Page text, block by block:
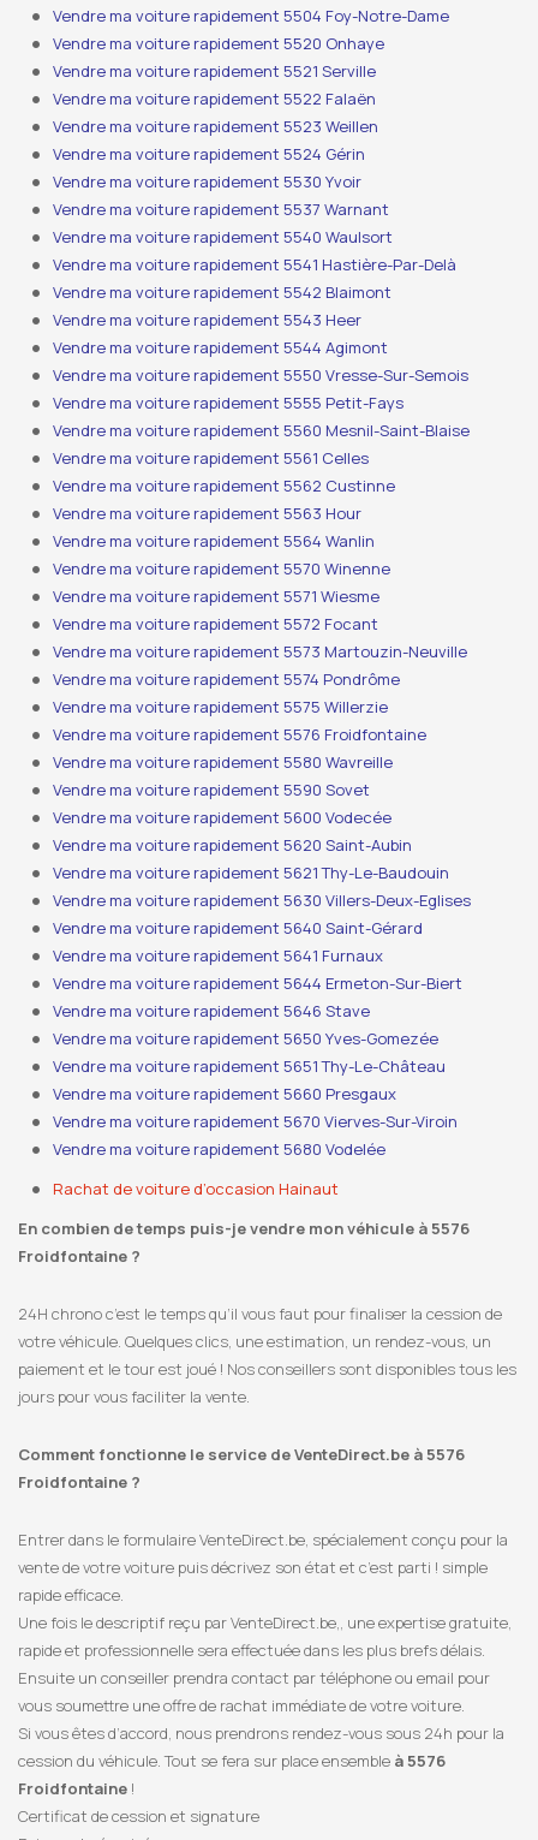
Vendre ma voiture rapidement 5504 Foy-Notre-Dame
Vendre ma voiture rapidement 5520 Onhaye
Vendre ma voiture rapidement 5521 Serville
Vendre ma voiture rapidement 5522 Falaën
Vendre ma voiture rapidement 5523 Weillen
Vendre ma voiture rapidement 5524 Gérin
Vendre ma voiture rapidement 5530 Yvoir
Vendre ma voiture rapidement 5537 Warnant
Vendre ma voiture rapidement 5540 Waulsort
Vendre ma voiture rapidement 5541 Hastière-Par-Delà
Vendre ma voiture rapidement 5542 Blaimont
Vendre ma voiture rapidement 5543 Heer
Vendre ma voiture rapidement 5544 Agimont
Vendre ma voiture rapidement 5550 Vresse-Sur-Semois
Vendre ma voiture rapidement 5555 Petit-Fays
Vendre ma voiture rapidement 5560 Mesnil-Saint-Blaise
Vendre ma voiture rapidement 5561 Celles
Vendre ma voiture rapidement 5562 Custinne
Vendre ma voiture rapidement 5563 Hour
Vendre ma voiture rapidement 5564 Wanlin
Vendre ma voiture rapidement 5570 Winenne
Vendre ma voiture rapidement 5571 Wiesme
Vendre ma voiture rapidement 5572 Focant
Vendre ma voiture rapidement 5573 Martouzin-Neuville
Vendre ma voiture rapidement 5574 Pondrôme
Vendre ma voiture rapidement 5575 Willerzie
Vendre ma voiture rapidement 5576 Froidfontaine
Vendre ma voiture rapidement 5580 Wavreille
Vendre ma voiture rapidement 5590 Sovet
Vendre ma voiture rapidement 5600 Vodecée
Vendre ma voiture rapidement 5620 Saint-Aubin
Vendre ma voiture rapidement 5621 Thy-Le-Baudouin
Vendre ma voiture rapidement 5630 Villers-Deux-Eglises
Vendre ma voiture rapidement 5640 Saint-Gérard
Vendre ma voiture rapidement 5641 Furnaux
Vendre ma voiture rapidement 5644 Ermeton-Sur-Biert
Vendre ma voiture rapidement 5646 Stave
Vendre ma voiture rapidement 5650 Yves-Gomezée
Vendre ma voiture rapidement 5651 Thy-Le-Château
Vendre ma voiture rapidement 5660 Presgaux
Vendre ma voiture rapidement 5670 Vierves-Sur-Viroin
Vendre ma voiture rapidement 5680 Vodelée
Rachat de voiture d’occasion Hainaut
En combien de temps puis-je vendre mon véhicule à 5576
Froidfontaine ?
24H chrono c’est le temps qu’il vous faut pour finaliser la cession de
votre véhicule. Quelques clics, une estimation, un rendez-vous, un
paiement et le tour est joué ! Nos conseillers sont disponibles tous les
jours pour vous faciliter la vente.
Comment fonctionne le service de VenteDirect.be à 5576
Froidfontaine ?
Entrer dans le formulaire VenteDirect.be, spécialement conçu pour la
vente de votre voiture puis décrivez son état et c’est parti ! simple
rapide efficace.
Une fois le descriptif reçu par VenteDirect.be,, une expertise gratuite,
rapide et professionnelle sera effectuée dans les plus brefs délais.
Ensuite un conseiller prendra contact par téléphone ou email pour
vous soumettre une offre de rachat immédiate de votre voiture.
Si vous êtes d’accord, nous prendrons rendez-vous sous 24h pour la
cession du véhicule. Tout se fera sur place ensemble à 5576
Froidfontaine !
Certificat de cession et signature